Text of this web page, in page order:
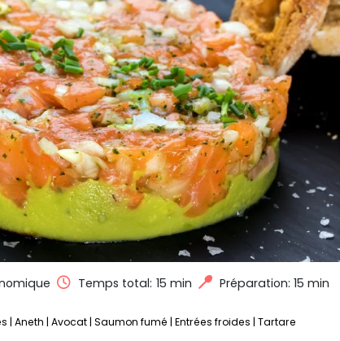
Temps total: 15 min Préparation: 15 min
| Aneth | Avocat | Saumon fumé | Entrées froides | Tartare